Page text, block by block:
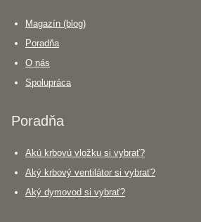
Magazín (blog)
Poradňa
O nás
Spolupráca
Poradňa
Akú krbovú vložku si vybrať?
Aký krbový ventilátor si vybrať?
Aký dymovod si vybrať?